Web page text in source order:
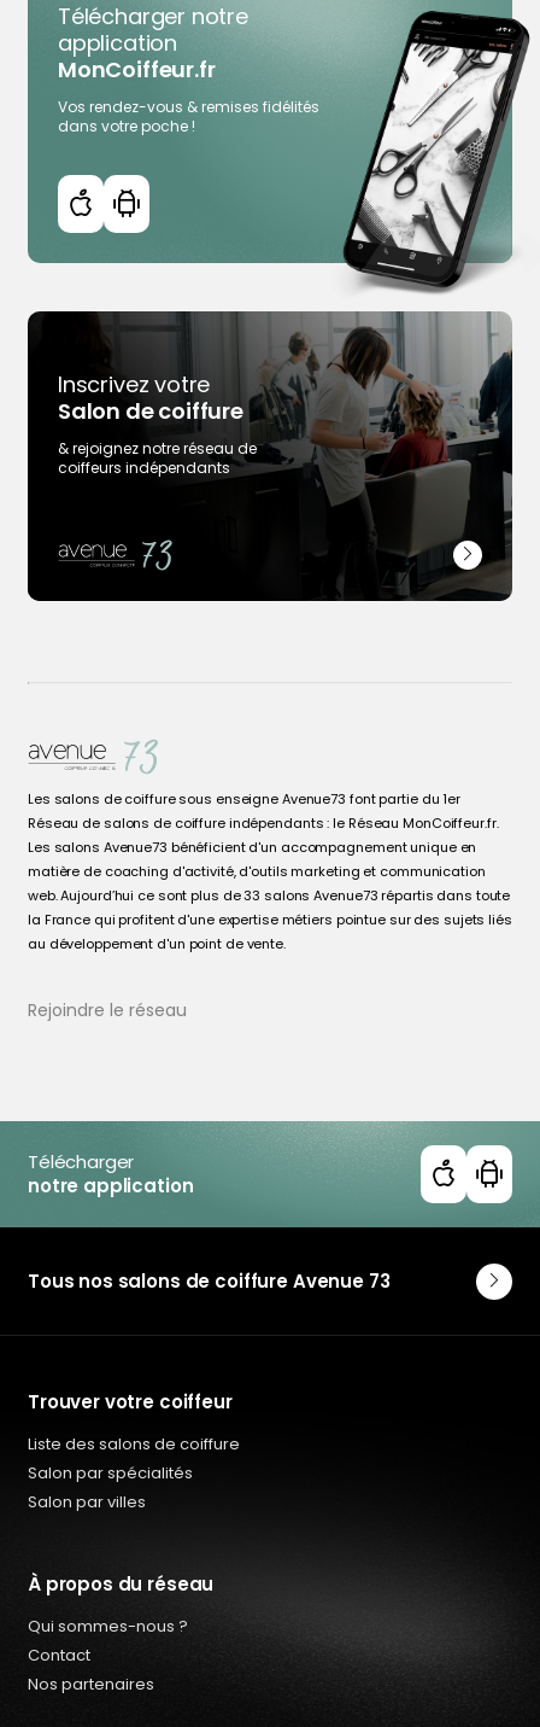
Trouver votre coiffeur
L’application
Ajouter votre salon
Télécharger notre
application
MonCoiffeur.fr
Vos rendez-vous & remises fidélités
dans votre poche !
Inscrivez votre
Salon de coiffure
& rejoignez notre réseau de
coiffeurs indépendants
Les salons de coiffure sous enseigne Avenue73 font partie du 1er
Réseau de salons de coiffure indépendants : le Réseau MonCoiffeur.fr.
Les salons Avenue73 bénéficient d'un accompagnement unique en
matière de coaching d'activité, d'outils marketing et communication
web. Aujourd’hui ce sont plus de 33 salons Avenue73 répartis dans toute
la France qui profitent d'une expertise métiers pointue sur des sujets liés
au développement d'un point de vente.
Rejoindre le réseau
Télécharger
notre application
Tous nos salons de coiffure Avenue 73
Trouver votre coiffeur
Liste des salons de coiffure
Salon par spécialités
Salon par villes
À propos du réseau
Qui sommes-nous ?
Contact
Nos partenaires